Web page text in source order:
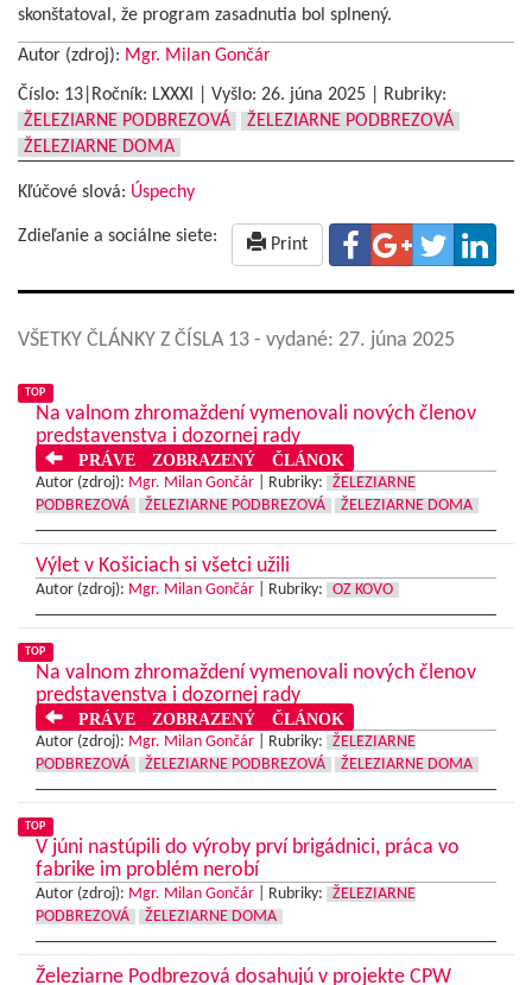
skonštatoval, že program zasadnutia bol splnený.
Autor (zdroj): Mgr. Milan Gončár
Číslo: 13|Ročník: LXXXI | Vyšlo: 26. júna 2025
Rubriky:
ŽELEZIARNE PODBREZOVÁ
ŽELEZIARNE PODBREZOVÁ
ŽELEZIARNE DOMA
Kľúčové slová: Úspechy
Zdieľanie a sociálne siete: Print
VŠETKY ČLÁNKY Z ČÍSLA 13 - vydané: 27. júna 2025
TOP
Na valnom zhromaždení vymenovali nových členov
predstavenstva i dozornej rady
PRÁVE ZOBRAZENÝ ČLÁNOK
Autor (zdroj): Mgr. Milan Gončár Rubriky:
ŽELEZIARNE
PODBREZOVÁ
ŽELEZIARNE PODBREZOVÁ ŽELEZIARNE DOMA
Výlet v Košiciach si všetci užili
Autor (zdroj): Mgr. Milan Gončár Rubriky: OZ KOVO
TOP
Na valnom zhromaždení vymenovali nových členov
predstavenstva i dozornej rady
PRÁVE ZOBRAZENÝ ČLÁNOK
Autor (zdroj): Mgr. Milan Gončár Rubriky:
ŽELEZIARNE
PODBREZOVÁ
ŽELEZIARNE PODBREZOVÁ ŽELEZIARNE DOMA
TOP
V júni nastúpili do výroby prví brigádnici, práca vo
fabrike im problém nerobí
Autor (zdroj): Mgr. Milan Gončár Rubriky:
ŽELEZIARNE
PODBREZOVÁ
ŽELEZIARNE DOMA
Železiarne Podbrezová dosahujú v projekte CPW